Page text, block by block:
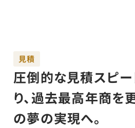
見積
圧倒的な見積スピー
り、過去最高年商を
の夢の実現へ。